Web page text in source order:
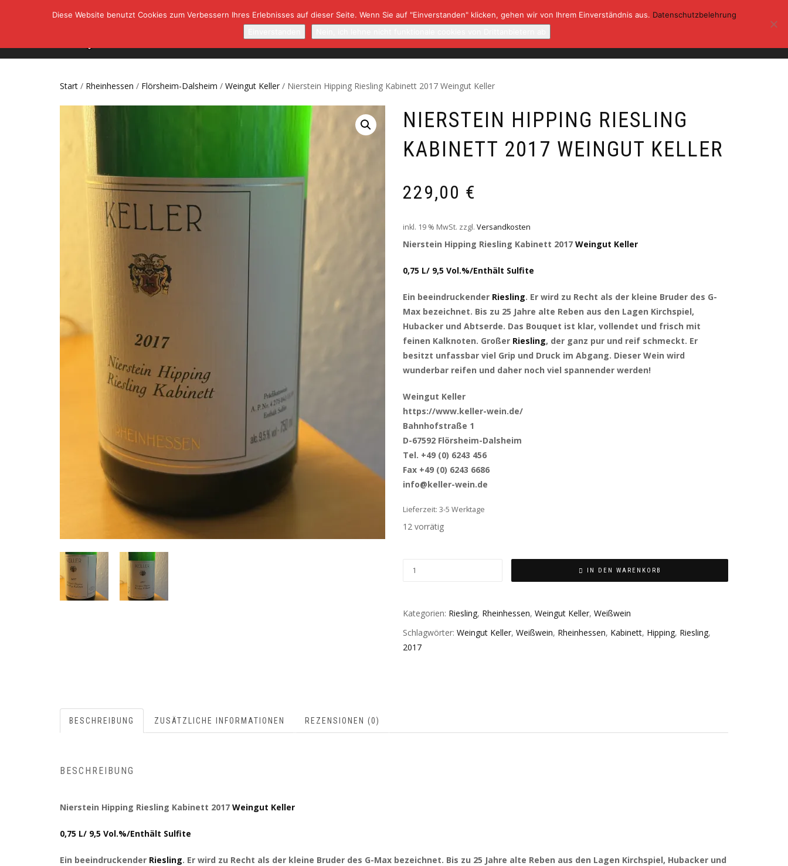
Start / Rheinhessen / Flörsheim-Dalsheim / Weingut Keller / Nierstein Hipping Riesling Kabinett 2017 Weingut Keller
NIERSTEIN HIPPING RIESLING
KABINETT 2017 WEINGUT KELLER
229,00 €
inkl. 19 % MwSt. zzgl. Versandkosten
Nierstein Hipping Riesling Kabinett 2017 Weingut Keller
0,75 L/ 9,5 Vol.%/Enthält Sulfite
Ein beeindruckender Riesling. Er wird zu Recht als der kleine Bruder des G-
Max bezeichnet. Bis zu 25 Jahre alte Reben aus den Lagen Kirchspiel,
Hubacker und Abtserde. Das Bouquet ist klar, vollendet und frisch mit
feinen Kalknoten. Großer Riesling, der ganz pur und reif schmeckt. Er
besitzt unfassbar viel Grip und Druck im Abgang. Dieser Wein wird
wunderbar reifen und daher noch viel spannender werden!
Weingut Keller
https://www.keller-wein.de/
Bahnhofstraße 1
D-67592 Flörsheim-Dalsheim
Tel. +49 (0) 6243 456
Fax +49 (0) 6243 6686
info@keller-wein.de
Lieferzeit: 3-5 Werktage
12 vorrätig
IN DEN WARENKORB
Kategorien: Riesling, Rheinhessen, Weingut Keller, Weißwein
Schlagwörter: Weingut Keller, Weißwein, Rheinhessen, Kabinett, Hipping, Riesling,
2017
BESCHREIBUNG ZUSÄTZLICHE INFORMATIONEN REZENSIONEN (0)
BESCHREIBUNG
Nierstein Hipping Riesling Kabinett 2017 Weingut Keller
0,75 L/ 9,5 Vol.%/Enthält Sulfite
Ein beeindruckender Riesling. Er wird zu Recht als der kleine Bruder des G-Max bezeichnet. Bis zu 25 Jahre alte Reben aus den Lagen Kirchspiel, Hubacker und
Diese Website benutzt Cookies zum Verbessern Ihres Erlebnisses auf dieser Seite. Wenn Sie auf "Einverstanden" klicken, gehen wir von Ihrem Einverständnis aus. Datenschutzbelehrung